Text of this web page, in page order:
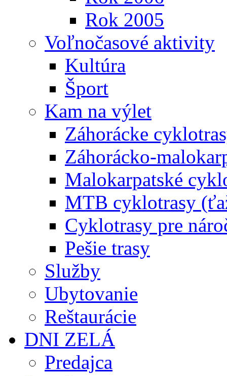
Rok 2005
Voľnočasové aktivity
Kultúra
Šport
Kam na výlet
Záhorácke
Záhorácko-
Malokarpatské
MTB cyklotrasy
Cyklotrasy pre
Pešie trasy
Služby
Ubytovanie
Reštaurácie
DNI ZELÁ
Predajca